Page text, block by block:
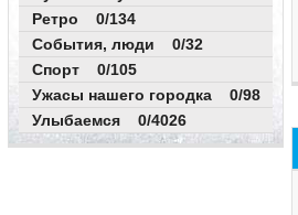
Ретро 0/134
События, люди 0/32
Спорт 0/105
Ужасы нашего городка 0/98
Улыбаемся 0/4026